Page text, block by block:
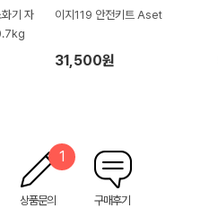
기 자
이지119 안전키트 Aset
31,500원
상품문의
1
구매후기